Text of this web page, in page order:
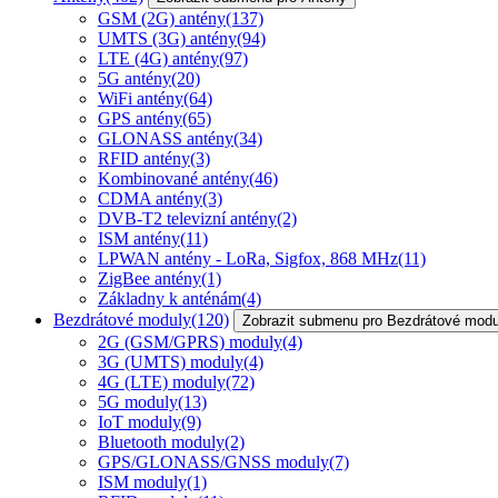
GSM (2G) antény(137)
UMTS (3G) antény(94)
LTE (4G) antény(97)
5G antény(20)
WiFi antény(64)
GPS antény(65)
GLONASS antény(34)
RFID antény(3)
Kombinované antény(46)
CDMA antény(3)
DVB-T2 televizní antény(2)
ISM antény(11)
LPWAN antény - LoRa, Sigfox, 868 MHz(11)
ZigBee antény(1)
Základny k anténám(4)
Bezdrátové moduly(120) Zobrazit submenu pro Bezdrátové
2G (GSM/GPRS) moduly(4)
3G (UMTS) moduly(4)
4G (LTE) moduly(72)
5G moduly(13)
IoT moduly(9)
Bluetooth moduly(2)
GPS/GLONASS/GNSS moduly(7)
ISM moduly(1)